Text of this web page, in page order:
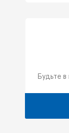
Будьте в